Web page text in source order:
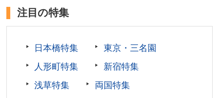
開門時間／8:00〜17:00(受付時間9:00〜16:30)
定休日／なし
分。JR中央・総武線 信濃町駅より徒歩約8分。
お問い合わせ／03-3351-4812
長照山 陽運寺 公式サイト
注目の特集
日本橋特集
東京・三名園
人形町特集
新宿特集
浅草特集
両国特集